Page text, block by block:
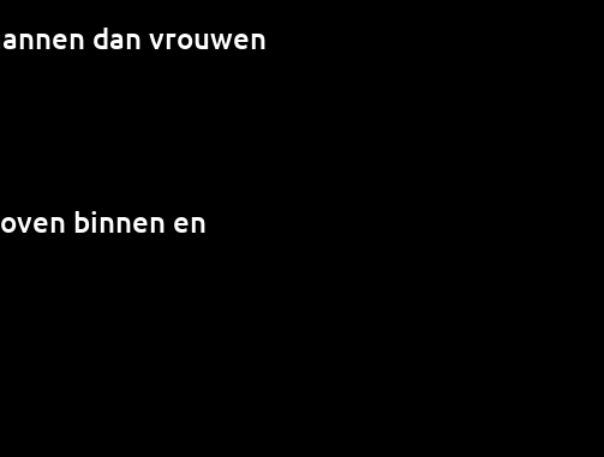
dan vrouwen
binnen en